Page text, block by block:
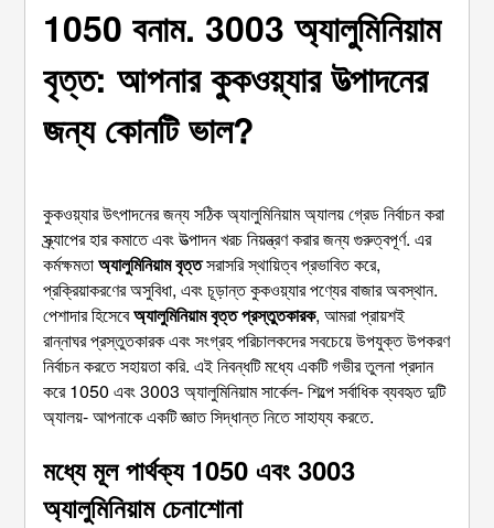
1050 বনাম. 3003 অ্যালুমিনিয়াম
বৃত্ত: আপনার কুকওয়্যার উত্পাদনের
জন্য কোনটি ভাল?
কুকওয়্যার উৎপাদনের জন্য সঠিক অ্যালুমিনিয়াম অ্যালয় গ্রেড নির্বাচন করা
স্ক্র্যাপের হার কমাতে এবং উত্পাদন খরচ নিয়ন্ত্রণ করার জন্য গুরুত্বপূর্ণ. এর
কর্মক্ষমতাঅ্যালুমিনিয়াম বৃত্তসরাসরি স্থায়িত্ব প্রভাবিত করে,
প্রক্রিয়াকরণের অসুবিধা, এবং চূড়ান্ত কুকওয়্যার পণ্যের বাজার অবস্থান.
পেশাদার হিসেবেঅ্যালুমিনিয়াম বৃত্ত প্রস্তুতকারক, আমরা প্রায়শই
রান্নাঘর প্রস্তুতকারক এবং সংগ্রহ পরিচালকদের সবচেয়ে উপযুক্ত উপকরণ
নির্বাচন করতে সহায়তা করি. এই নিবন্ধটি মধ্যে একটি গভীর তুলনা প্রদান
করে 1050 এবং 3003 অ্যালুমিনিয়াম সার্কেল- শিল্পে সর্বাধিক ব্যবহৃত দুটি
অ্যালয়- আপনাকে একটি জ্ঞাত সিদ্ধান্ত নিতে সাহায্য করতে.
মধ্যে মূল পার্থক্য 1050 এবং 3003
অ্যালুমিনিয়াম চেনাশোনা